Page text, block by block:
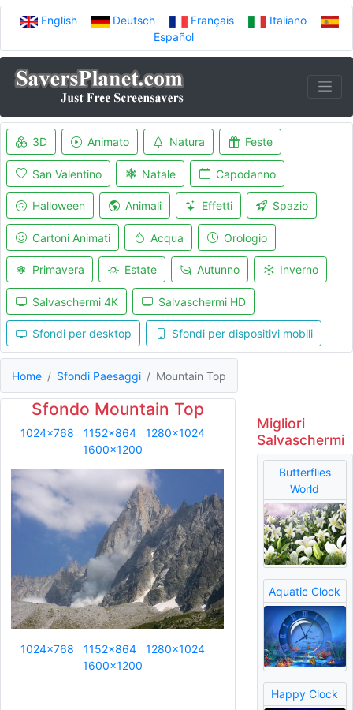
English Deutsch Français
Italiano
Español
3D Animato Natura Feste
San Valentino Natale Capodanno
Halloween Animali Effetti Spazio
Cartoni Animati Acqua Orologio
Primavera Estate Autunno Inverno
Salvaschermi 4K Salvaschermi HD
Sfondi per desktop Sfondi per dispositivi mobili
Home Sfondi Paesaggi Mountain Top
Sfondo Mountain Top
1024x768 1152x864
1280x1024
1600x1200
1024x768 1152x864
1280x1024
1600x1200
Migliori
Salvaschermi
Butterflies
World
Aquatic Clock
Happy Clock